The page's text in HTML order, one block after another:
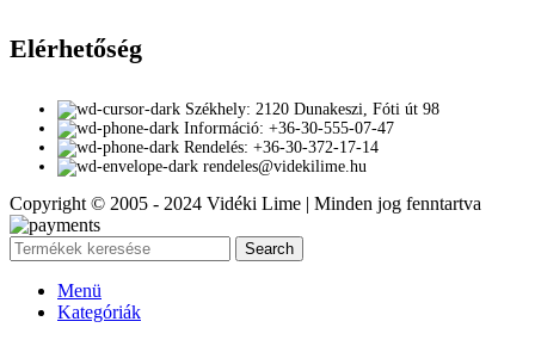
Elérhetőség
Székhely: 2120 Dunakeszi, Fóti út 98
Információ: +36-30-555-07-47
Rendelés: +36-30-372-17-14
rendeles@videkilime.hu
Copyright © 2005 - 2024 Vidéki Lime | Minden jog fenntartva
Search
Menü
Kategóriák